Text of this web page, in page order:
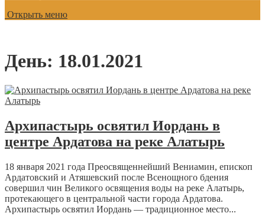
Открыть меню
День: 18.01.2021
Архипастырь освятил Иордань в
центре Ардатова на реке Алатырь
18 января 2021 года Преосвященнейший Вениамин, епископ
Ардатовский и Атяшевский после Всенощного бдения
совершил чин Великого освящения воды на реке Алатырь,
протекающего в центральной части города Ардатова.
Архипастырь освятил Иордань — традиционное место...